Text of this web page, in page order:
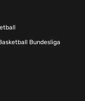
Bundesliga